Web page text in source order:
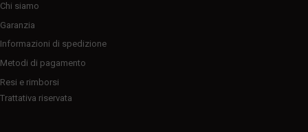
Chi siamo
Garanzia
Informazioni di spedizione
Metodi di pagamento
Resi e rimborsi
Trattativa riservata